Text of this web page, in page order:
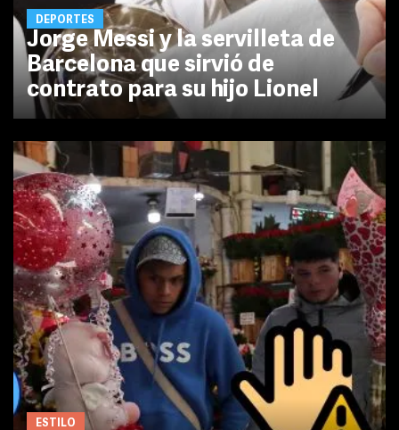
DEPORTES
Jorge Messi y la servilleta de
Barcelona que sirvió de
contrato para su hijo Lionel
ESTILO